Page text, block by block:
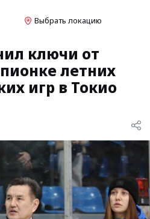
Выбрать локацию
ключи от
летних
игр в Токио